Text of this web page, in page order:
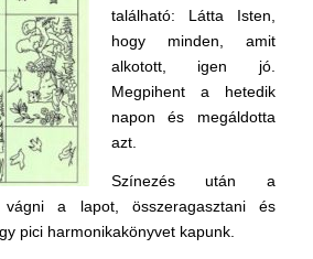
található: Látta Isten,
hogy minden, amit
alkotott, igen jó.
Megpihent a hetedik
napon és megáldotta
azt.
Színezés után a
a lapot, összeragasztani és
pici harmonikakönyvet kapunk.